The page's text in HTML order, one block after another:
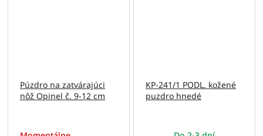
Púzdro na zatvárajúci
nôž Opinel č. 9-12 cm
KP-241/1 PODL. kožené
puzdro hnedé